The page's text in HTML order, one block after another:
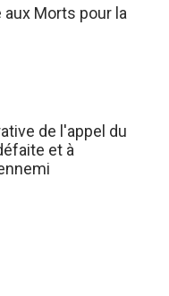
Morts pour la
de l'appel du
et à